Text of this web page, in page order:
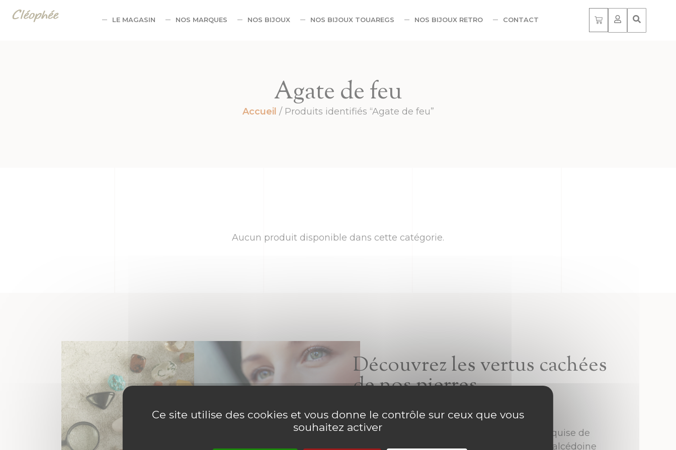
LE MAGASIN NOS MARQUES NOS BIJOUX NOS BIJOUX TOUAREGS NOS BIJOUX RETRO CONTACT
Agate de feu
Accueil / Produits identifiés “Agate de feu”
Aucun produit disponible dans cette catégorie.
Découvrez les vertus cachées
de nos pierres
Cléophée offre une sélection exquise de
pierres semi-précieuses, de la Calcédoine
Ce site utilise des cookies et vous donne le contrôle sur ceux que vous
souhaitez activer